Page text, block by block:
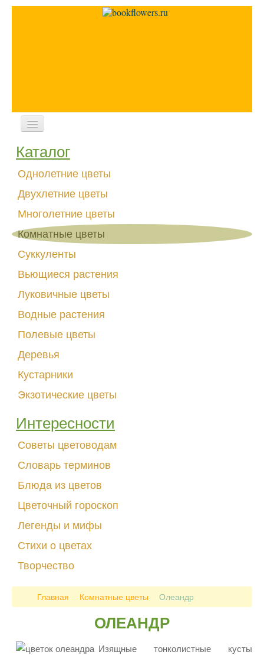
Главная
Новости
Форум
Каталог
Однолетние цветы
Двухлетние цветы
Многолетние цветы
Комнатные цветы
Суккуленты
Вьющиеся растения
Луковичные цветы
Водные растения
Полевые цветы
Деревья
Кустарники
Экзотические цветы
Интересности
Советы цветоводам
Словарь терминов
Блюда из цветов
Цветочный гороскоп
Легенды и мифы
Стихи о цветах
Творчество
Главная Комнатные цветы Олеандр
ОЛЕАНДР
Изящные тонколистные кусты